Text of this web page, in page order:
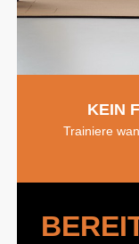
KEIN
Trainiere